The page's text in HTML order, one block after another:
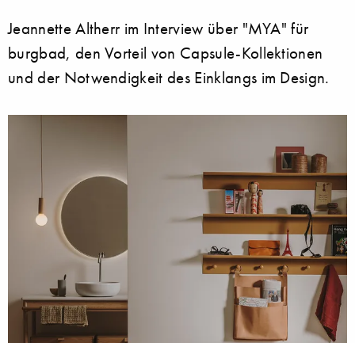
Jeannette Altherr im Interview über "MYA" für
burgbad, den Vorteil von Capsule-Kollektionen
und der Notwendigkeit des Einklangs im Design.